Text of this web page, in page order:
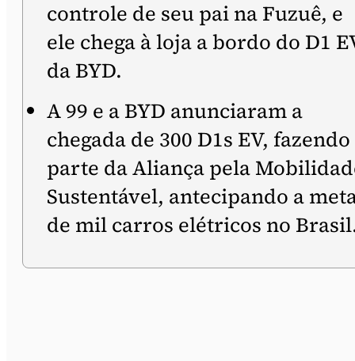
controle de seu pai na Fuzuê, e
ele chega à loja a bordo do D1
da BYD.
A 99 e a BYD anunciaram a
chegada de 300 D1s EV, fazendo
parte da Aliança pela
Sustentável, antecipando a
de mil carros elétricos no